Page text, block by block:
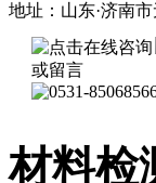
地址：山东·济南
材料检